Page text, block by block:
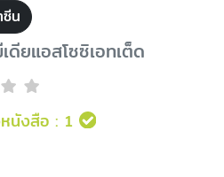
น
ยแอสโซซิเอทเต็ด
นังสือ : 1